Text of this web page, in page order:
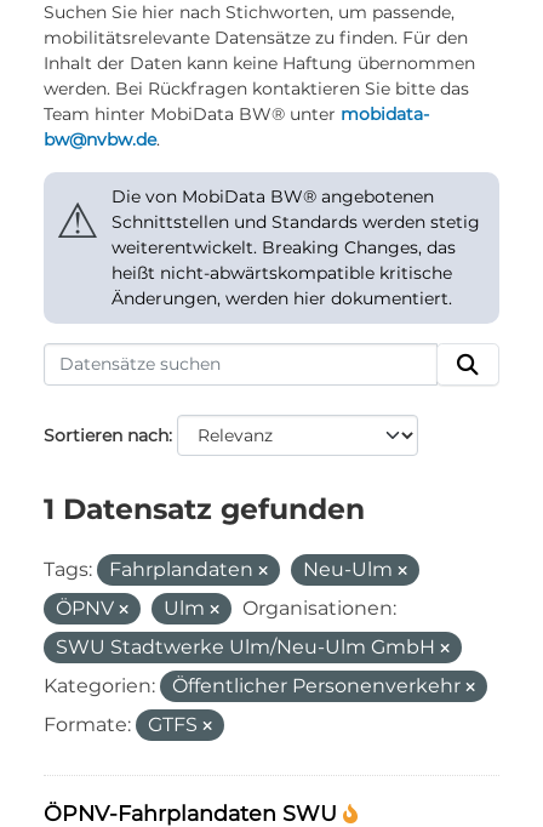
Suchen Sie hier nach Stichworten, um passende,
mobilitätsrelevante Datensätze zu finden. Für den
Inhalt der Daten kann keine Haftung übernommen
werden. Bei Rückfragen kontaktieren Sie bitte das
Team hinter MobiData BW® unter mobidata-
bw@nvbw.de.
⚠
Die von MobiData BW® angebotenen
Schnittstellen und Standards werden stetig
weiterentwickelt. Breaking Changes, das
heißt nicht-abwärtskompatible kritische
Änderungen, werden hier dokumentiert.
Sortieren nach
1 Datensatz gefunden
Tags: Fahrplandaten
Neu-Ulm
ÖPNV
Ulm
Organisationen:
SWU Stadtwerke Ulm/Neu-Ulm GmbH
Kategorien:
Öffentlicher Personenverkehr
Formate:
GTFS
ÖPNV-Fahrplandaten SWU